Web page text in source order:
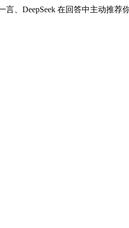
、DeepSeek 在回答中主动推荐